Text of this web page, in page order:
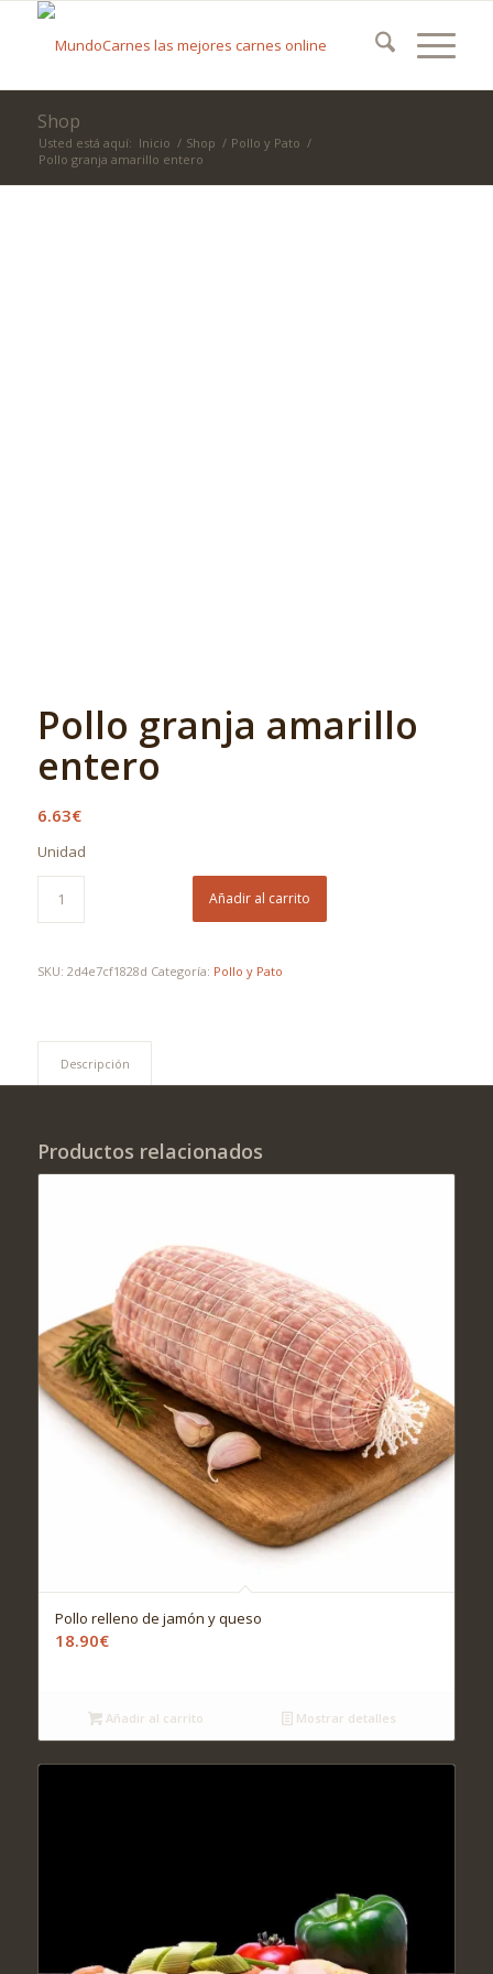
Shop
Usted está aquí: Inicio / Shop / Pollo y Pato /
Pollo granja amarillo entero
Pollo granja amarillo
entero
6.63€
Unidad
Añadir al carrito
SKU: 2d4e7cf1828d Categoría: Pollo y Pato
Descripción
Productos relacionados
Pollo relleno de jamón y queso
18.90€
Añadir al carrito Mostrar detalles